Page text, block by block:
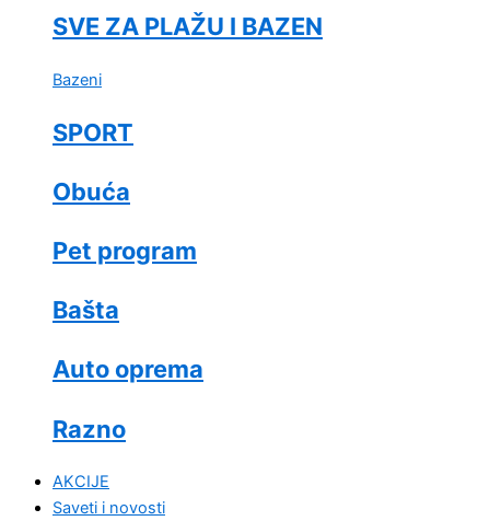
SVE ZA PLAŽU I BAZEN
Bazeni
SPORT
Obuća
Pet program
Bašta
Auto oprema
Razno
AKCIJE
Saveti i novosti